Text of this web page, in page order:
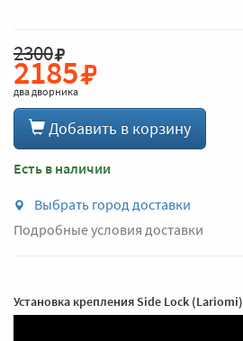
2300
2185
два дворника
Добавить в корзину
Есть в наличии
Выбрать город доставки
Подробные условия доставки
Установка крепления Side Lock (Lariomi)